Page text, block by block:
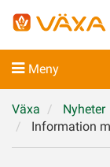
Meny
Växa Nyheter
Information